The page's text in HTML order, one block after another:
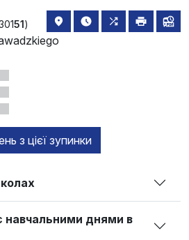
51) розташування зупинки на
найближчі
всі
з цієї зупинки
навчальними днями в